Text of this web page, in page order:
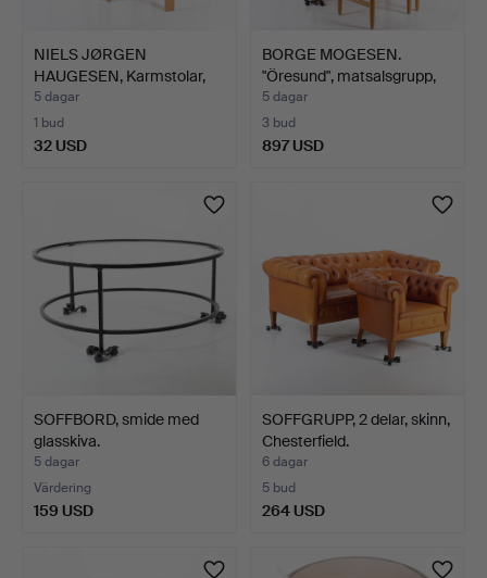
NIELS JØRGEN
HAUGESEN, Karmstolar,
"String…
5 dagar
1 bud
32 USD
BORGE MOGESEN.
"Öresund", matsalsgrupp,
bo…
5 dagar
3 bud
897 USD
SOFFBORD, smide med
glasskiva.
5 dagar
Värdering
159 USD
SOFFGRUPP, 2 delar, skinn,
Chesterfield.
6 dagar
5 bud
264 USD